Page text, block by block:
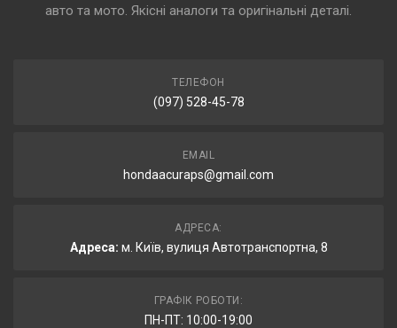
авто та мото. Якісні аналоги та оригінальні деталі.
ТЕЛЕФОН
(097) 528-45-78
EMAIL
hondaacuraps@gmail.com
АДРЕСА:
Адреса: м. Київ, вулиця Автотранспортна, 8
ГРАФІК РОБОТИ:
ПН-ПТ: 10:00-19:00